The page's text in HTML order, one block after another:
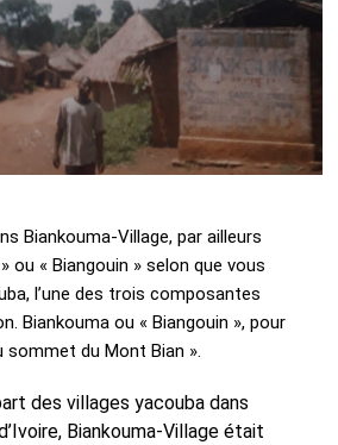
Biankouma-Village, par ailleurs
ou « Biangouin » selon que vous
l’une des trois composantes
Biankouma ou « Biangouin », pour
sommet du Mont Bian ».
des villages yacouba dans
Biankouma-Village était